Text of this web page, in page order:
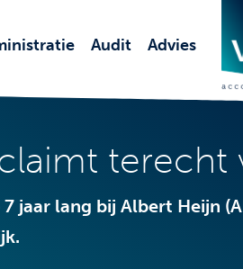
Audit Advies
terecht
jaar lang bij Albert Heijn